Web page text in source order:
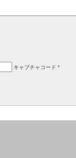
キャプチャコード *